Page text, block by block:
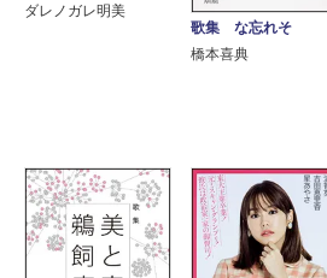
ダレノガレ明美
歌集 な忘れそ
橋本喜典